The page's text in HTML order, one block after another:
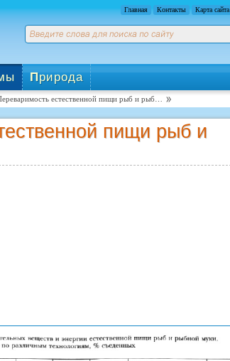
Главная Контакты Карта сайта
Природа
естественной пищи рыб и рыб…
пищи рыб и